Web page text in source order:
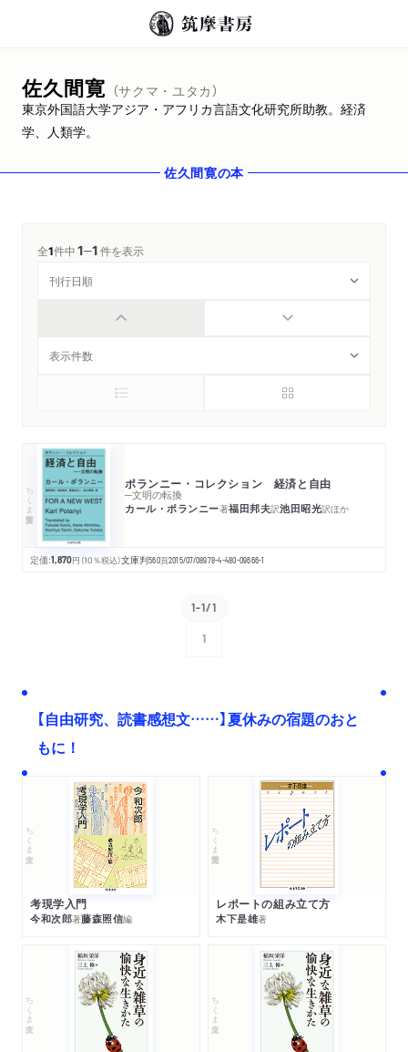
佐久間寛 （サクマ・ユタカ）
東京外国語大学アジア・アフリカ言語文化研究所助教。経済
学、人類学。
佐久間寛の本
全1件中1─1件を表示
ちくま学芸文庫 ポランニー・コレクション 経済と自由
─文明の転換
カール・ポランニー著福田邦夫訳池田昭光訳ほか
定価:1,870円 （10％税込）文庫判560頁2015/07/08978-4-480-09666-1
1-1/1
1
【自由研究、読書感想文……】夏休みの宿題のおと
もに！
ちくま文庫
考現学入門
今和次郎著藤森照信編
ちくま学芸文庫
レポートの組み立て方
木下是雄著
ちくま文庫 ちくま文庫